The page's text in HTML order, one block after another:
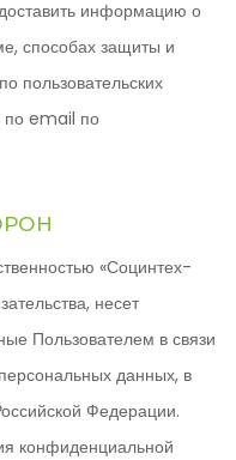
информацию о
способах защиты и
пользовательских
по email по
«Социнтех-
несет
Пользователем в связи
данных, в
Федерации.
конфиденциальной